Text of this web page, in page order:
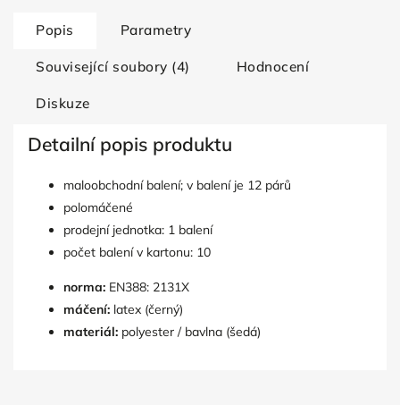
Popis Parametry
Související soubory (4) Hodnocení
Diskuze
Detailní popis produktu
maloobchodní balení; v balení je 12 párů
polomáčené
prodejní jednotka: 1 balení
počet balení v kartonu: 10
norma: EN388: 2131X
máčení: latex (černý)
materiál: polyester / bavlna (šedá)